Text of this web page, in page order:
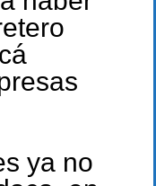
ya no